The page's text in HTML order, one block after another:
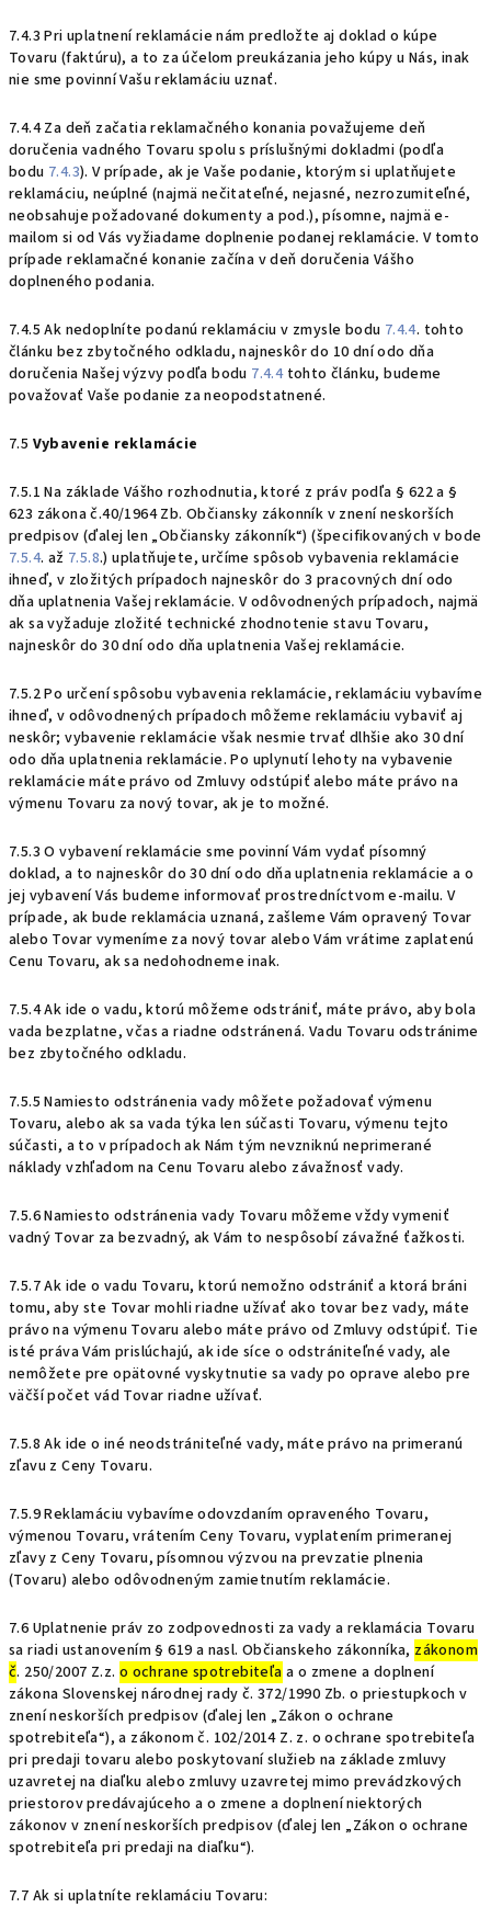
7.4.3 Pri uplatnení reklamácie nám predložte aj doklad o kúpe
Tovaru (faktúru), a to za účelom preukázania jeho kúpy u Nás, inak
nie sme povinní Vašu reklamáciu uznať.
7.4.4 Za deň začatia reklamačného konania považujeme deň
doručenia vadného Tovaru spolu s príslušnými dokladmi (podľa
bodu 7.4.3). V prípade, ak je Vaše podanie, ktorým si uplatňujete
reklamáciu, neúplné (najmä nečitateľné, nejasné, nezrozumiteľné,
neobsahuje požadované dokumenty a pod.), písomne, najmä e-
mailom si od Vás vyžiadame doplnenie podanej reklamácie. V tomto
prípade reklamačné konanie začína v deň doručenia Vášho
doplneného podania.
7.4.5 Ak nedoplníte podanú reklamáciu v zmysle bodu 7.4.4. tohto
článku bez zbytočného odkladu, najneskôr do 10 dní odo dňa
doručenia Našej výzvy podľa bodu 7.4.4tohto článku, budeme
považovať Vaše podanie za neopodstatnené.
7.5 Vybavenie reklamácie
7.5.1 Na základe Vášho rozhodnutia, ktoré z práv podľa § 622 a §
623 zákona č.40/1964 Zb. Občiansky zákonník v znení neskorších
predpisov (ďalej len „Občiansky zákonník“) (špecifikovaných v bode
7.5.4. až 7.5.8.) uplatňujete, určíme spôsob vybavenia reklamácie
ihneď, v zložitých prípadoch najneskôr do 3 pracovných dní odo
dňa uplatnenia Vašej reklamácie. V odôvodnených prípadoch, najmä
ak sa vyžaduje zložité technické zhodnotenie stavu Tovaru,
najneskôr do 30 dní odo dňa uplatnenia Vašej reklamácie.
7.5.2 Po určení spôsobu vybavenia reklamácie, reklamáciu vybavíme
ihneď, v odôvodnených prípadoch môžeme reklamáciu vybaviť aj
neskôr; vybavenie reklamácie však nesmie trvať dlhšie ako 30 dní
odo dňa uplatnenia reklamácie. Po uplynutí lehoty na vybavenie
reklamácie máte právo od Zmluvy odstúpiť alebo máte právo na
výmenu Tovaru za nový tovar, ak je to možné.
7.5.3 O vybavení reklamácie sme povinní Vám vydať písomný
doklad, a to najneskôr do 30 dní odo dňa uplatnenia reklamácie a o
jej vybavení Vás budeme informovať prostredníctvom e-mailu. V
prípade, ak bude reklamácia uznaná, zašleme Vám opravený Tovar
alebo Tovar vymeníme za nový tovar alebo Vám vrátime zaplatenú
Cenu Tovaru, ak sa nedohodneme inak.
7.5.4 Ak ide o vadu, ktorú môžeme odstrániť, máte právo, aby bola
vada bezplatne, včas a riadne odstránená. Vadu Tovaru odstránime
bez zbytočného odkladu.
7.5.5 Namiesto odstránenia vady môžete požadovať výmenu
Tovaru, alebo ak sa vada týka len súčasti Tovaru, výmenu tejto
súčasti, a to v prípadoch ak Nám tým nevzniknú neprimerané
náklady vzhľadom na Cenu Tovaru alebo závažnosť vady.
7.5.6 Namiesto odstránenia vady Tovaru môžeme vždy vymeniť
vadný Tovar za bezvadný, ak Vám to nespôsobí závažné ťažkosti.
7.5.7 Ak ide o vadu Tovaru, ktorú nemožno odstrániť a ktorá bráni
tomu, aby ste Tovar mohli riadne užívať ako tovar bez vady, máte
právo na výmenu Tovaru alebo máte právo od Zmluvy odstúpiť. Tie
isté práva Vám prislúchajú, ak ide síce o odstrániteľné vady, ale
nemôžete pre opätovné vyskytnutie sa vady po oprave alebo pre
väčší počet vád Tovar riadne užívať.
7.5.8 Ak ide o iné neodstrániteľné vady, máte právo na primeranú
zľavu z Ceny Tovaru.
7.5.9 Reklamáciu vybavíme odovzdaním opraveného Tovaru,
výmenou Tovaru, vrátením Ceny Tovaru, vyplatením primeranej
zľavy z Ceny Tovaru, písomnou výzvou na prevzatie plnenia
(Tovaru) alebo odôvodneným zamietnutím reklamácie.
7.6 Uplatnenie práv zo zodpovednosti za vady a reklamácia Tovaru
sa riadi ustanovením § 619 a nasl. Občianskeho zákonníka, zákonom
č. 250/2007 Z.z. o ochrane spotrebiteľa a o zmene a doplnení
zákona Slovenskej národnej rady č. 372/1990 Zb. o priestupkoch v
znení neskorších predpisov (ďalej len „Zákon o ochrane
spotrebiteľa“), a zákonom č. 102/2014 Z. z. o ochrane spotrebiteľa
pri predaji tovaru alebo poskytovaní služieb na základe zmluvy
uzavretej na diaľku alebo zmluvy uzavretej mimo prevádzkových
priestorov predávajúceho a o zmene a doplnení niektorých
zákonov v znení neskorších predpisov (ďalej len „Zákon o ochrane
spotrebiteľa pri predaji na diaľku“).
7.7 Ak si uplatníte reklamáciu Tovaru: